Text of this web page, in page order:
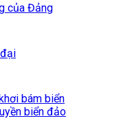
của Đảng
bám biển
biển đảo